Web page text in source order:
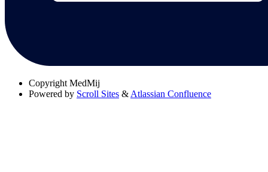
Copyright MedMij
Powered by Scroll Sites & Atlassian Confluence